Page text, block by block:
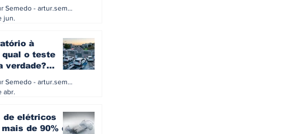
Artur Semedo - artur.semedo@publiracing.pt
jun.
à
qual o teste
verdade?
Artur Semedo - artur.semedo@publiracing.pt
abr.
de elétricos
de 90% da